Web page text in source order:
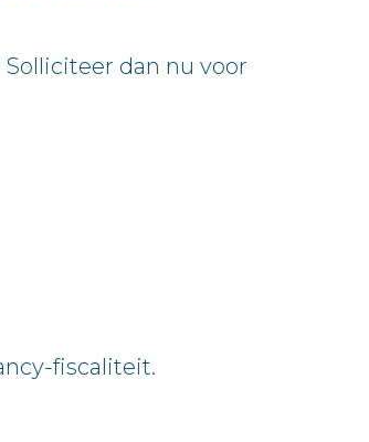
dan nu voor
fiscaliteit.